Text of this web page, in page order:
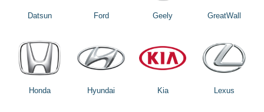
Datsun Ford Geely GreatWall
Honda Hyundai Kia Lexus